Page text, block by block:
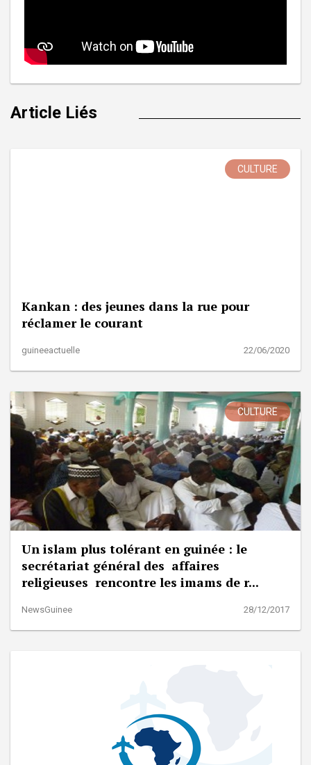
Article Liés
CULTURE
Kankan : des jeunes dans la rue pour
réclamer le courant
guineeactuelle 22/06/2020
CULTURE
Un islam plus tolérant en guinée : le
secrétariat général des affaires
religieuses rencontre les imams de r...
NewsGuinee 28/12/2017